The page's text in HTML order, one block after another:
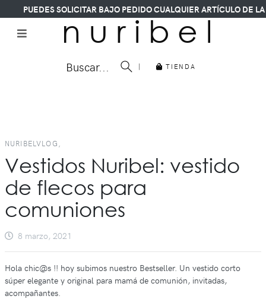
PUEDES SOLICITAR BAJO PEDIDO CUALQUIER ARTÍCULO DE LA
n u r i b e l
Buscar... | TIENDA
NURIBELVLOG,
Vestidos Nuribel: vestido
de flecos para
comuniones
8 marzo, 2021
Hola chic@s !! hoy subimos nuestro Bestseller. Un vestido corto
súper elegante y original para mamá de comunión, invitadas,
acompañantes.